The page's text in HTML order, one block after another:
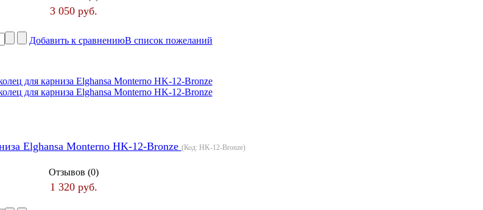
3 050 руб.
Добавить к сравнениюВ список пожеланий
Elghansa Monterno HK-12-Bronze (Код: HK-12-Bronze)
Отзывов (0)
1 320 руб.